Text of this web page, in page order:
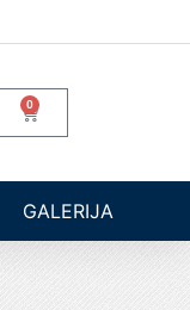
0
Cart
GALERIJA